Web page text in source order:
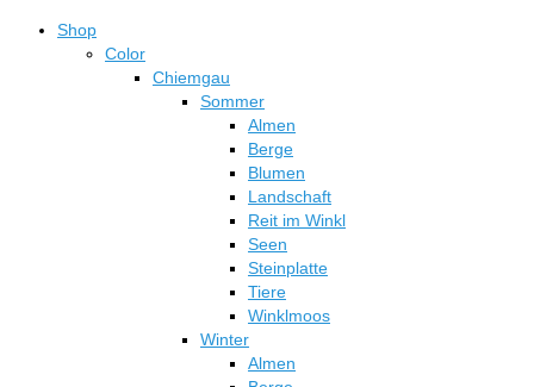
Shop
Color
Chiemgau
Sommer
Almen
Berge
Blumen
Landschaft
Reit im Winkl
Seen
Steinplatte
Tiere
Winklmoos
Winter
Almen